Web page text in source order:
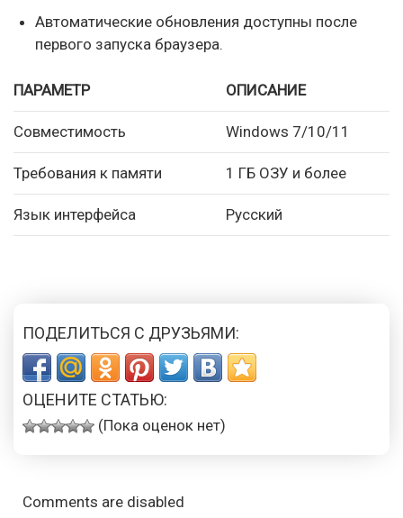
Автоматические обновления доступны после
первого запуска браузера.
ПАРАМЕТР ОПИСАНИЕ
Совместимость Windows 7/10/11
Требования к памяти 1 ГБ ОЗУ и более
Язык интерфейса Русский
ПОДЕЛИТЬСЯ С ДРУЗЬЯМИ:
ОЦЕНИТЕ СТАТЬЮ:
(Пока оценок нет)
Comments are disabled